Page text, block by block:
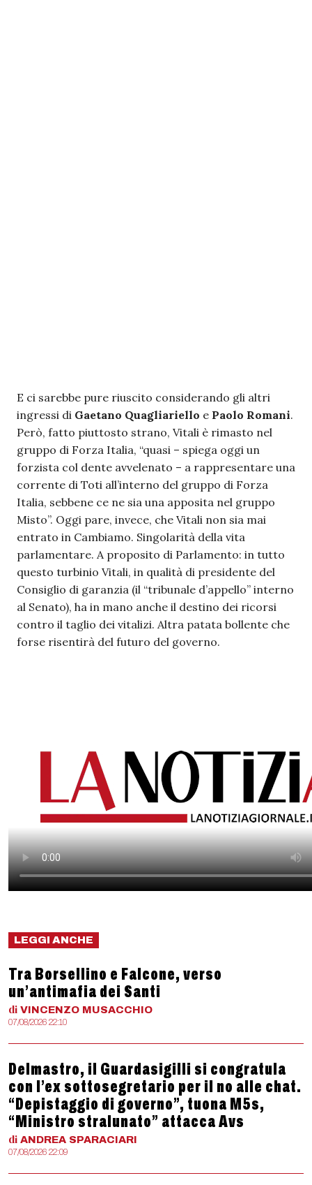
E ci sarebbe pure riuscito considerando gli altri
ingressi di Gaetano Quagliariello e Paolo Romani.
Però, fatto piuttosto strano, Vitali è rimasto nel
gruppo di Forza Italia, “quasi – spiega oggi un
forzista col dente avvelenato – a rappresentare una
corrente di Toti all’interno del gruppo di Forza
Italia, sebbene ce ne sia una apposita nel gruppo
Misto”. Oggi pare, invece, che Vitali non sia mai
entrato in Cambiamo. Singolarità della vita
parlamentare. A proposito di Parlamento: in tutto
questo turbinio Vitali, in qualità di presidente del
Consiglio di garanzia (il “tribunale d’appello” interno
al Senato), ha in mano anche il destino dei ricorsi
contro il taglio dei vitalizi. Altra patata bollente che
forse risentirà del futuro del governo.
LEGGI ANCHE
Tra Borsellino e Falcone, verso
un’antimafia dei Santi
di VINCENZO MUSACCHIO
07/08/2026 22:10
Delmastro, il Guardasigilli si congratula
con l’ex sottosegretario per il no alle chat.
“Depistaggio di governo”, tuona M5s,
“Ministro stralunato” attacca Avs
di ANDREA SPARACIARI
07/08/2026 22:09